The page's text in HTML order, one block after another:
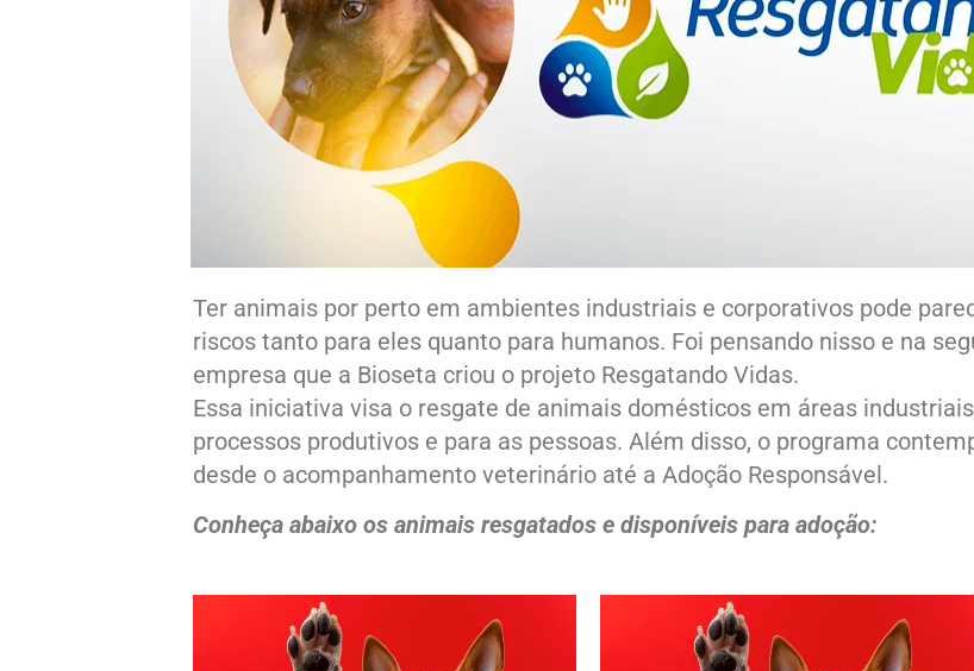
Ter animais por perto em ambientes industriais e corporativos pode
riscos tanto para eles quanto para humanos. Foi pensando nisso e na
empresa que a Bioseta criou o projeto Resgatando Vidas.
Essa iniciativa visa o resgate de animais domésticos em áreas
processos produtivos e para as pessoas. Além disso, o programa
desde o acompanhamento veterinário até a Adoção Responsável.
Conheça abaixo os animais resgatados e disponíveis para adoção: